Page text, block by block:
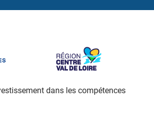
dans les compétences